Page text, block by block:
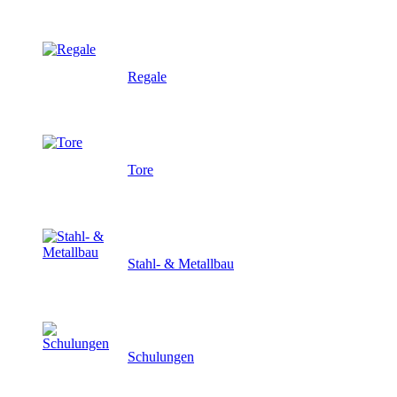
Regale
Tore
Stahl- & Metallbau
Schulungen